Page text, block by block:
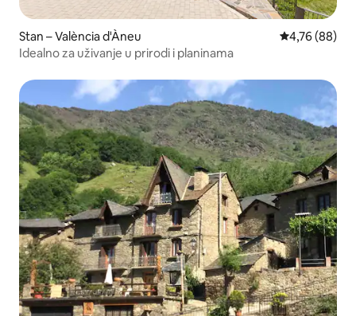
Stan – València d'Àneu Prosječna
4,76 (88)
Idealno za uživanje u prirodi i planinama